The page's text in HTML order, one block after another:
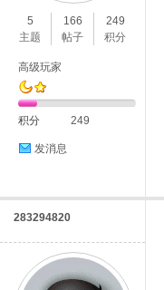
5
主题
166
帖子
249
积分
高级玩家
积分 249
发消息
283294820